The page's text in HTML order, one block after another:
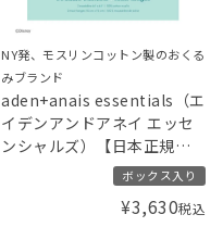
NY発、モスリンコットン製のおくる
みブランド
aden+anais essentials（エ
イデンアンドアネイ エッセ
ンシャルズ）【日本正規
品】モスリンコットン おく
るみ 2枚 ディズニー プリン
セス disney baby swaddle -
ボックス入り
¥3,630税込